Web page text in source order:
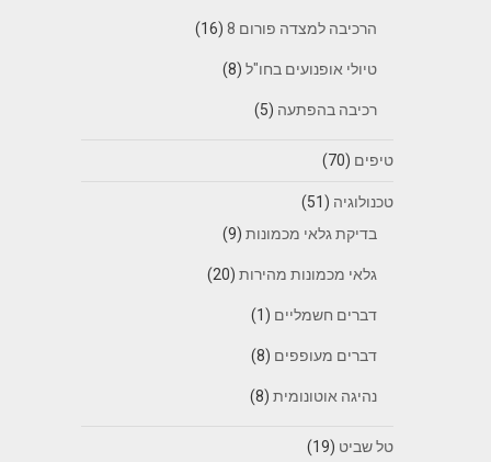
הרכיבה למצדה פורום 8 (16)
טיולי אופנועים בחו"ל(8)
רכיבה בהפתעה (5)
טיפים (70)
טכנולוגיה (51)
בדיקת גלאי מכמונות(9)
גלאי מכמונות מהירות(20)
דברים חשמליים (1)
דברים מעופפים (8)
נהיגה אוטונומית(8)
טל שביט (19)